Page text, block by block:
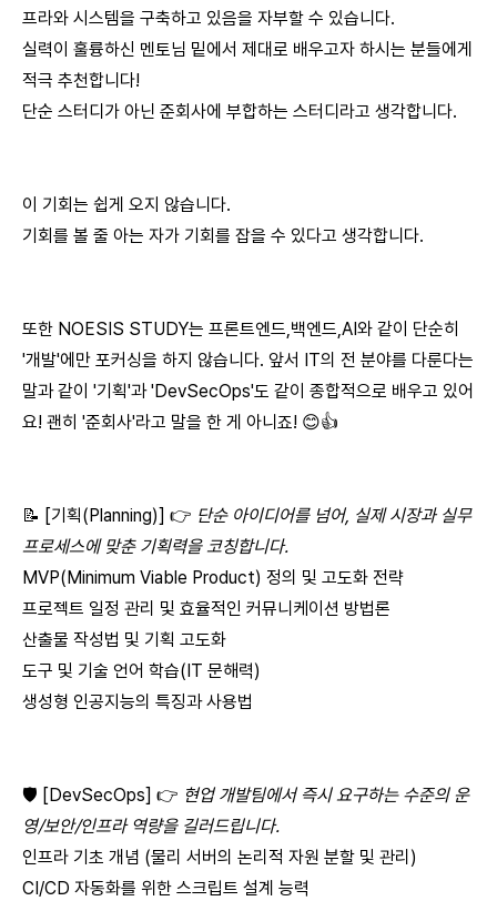
프라와 시스템을 구축하고 있음을 자부할 수 있습니다.
실력이 훌륭하신 멘토님 밑에서 제대로 배우고자 하시는 분들에게
적극 추천합니다!
단순 스터디가 아닌 준회사에 부합하는 스터디 라고 생각합니다.
이 기회는 쉽게 오지 않습니다.
기회를 볼 줄 아는 자가 기회를 잡을 수 있다고 생각합니다.
또한 NOESIS STUDY는 프론트엔드,백엔드,AI와 같이 단순히
'개발'에만 포커싱을 하지 않습니다. 앞서 IT의 전 분야를 다룬다는
말과 같이 '기획'과 'DevSecOps'도 같이 종합적으로 배우고 있어
요! 괜히 '준회사'라고 말을 한 게 아니죠! 😊👍
📝 [기획(Planning)] 👉 단순 아이디어를 넘어, 실제 시장과 실무
프로세스에 맞춘 기획력을 코칭합니다.
MVP(Minimum Viable Product) 정의 및 고도화 전략
프로젝트 일정 관리 및 효율적인 커뮤니케이션 방법론
산출물 작성법 및 기획 고도화
도구 및 기술 언어 학습(IT 문해력)
생성형 인공지능의 특징과 사용법
🛡️ [DevSecOps] 👉 현업 개발팀에서 즉시 요구하는 수준의 운
영/보안/인프라 역량을 길러드립니다.
인프라 기초 개념 (물리 서버의 논리적 자원 분할 및 관리)
CI/CD 자동화를 위한 스크립트 설계 능력